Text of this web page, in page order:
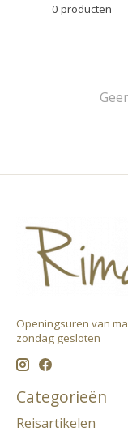
0 producten
Openingsuren van
zondag gesloten
Categorieën
Reisartikelen